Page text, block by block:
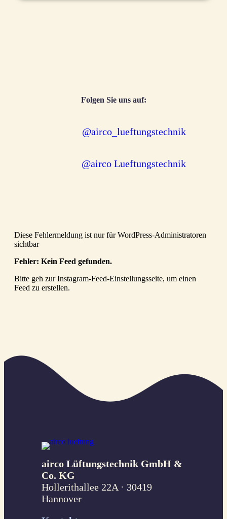
Folgen Sie uns auf:
@airco_lueftungstechnik
@airco Lueftungstechnik
Diese Fehlermeldung ist nur für WordPress-Administratoren
sichtbar
Fehler: Kein Feed gefunden.
Bitte geh zur Instagram-Feed-Einstellungsseite, um einen
Feed zu erstellen.
airco Lüftungstechnik GmbH &
Co. KG
Hollerithallee 22A · 30419
Hannover